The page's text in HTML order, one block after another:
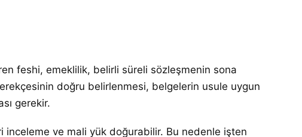
feshi, emeklilik, belirli süreli sözleşmenin sona
doğru belirlenmesi, belgelerin usule uygun
gerekir.
inceleme ve mali yük doğurabilir. Bu nedenle işten